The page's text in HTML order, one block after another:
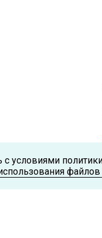
условиями